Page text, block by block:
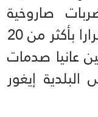
صاروخية
طالت منطقتين، مما ألحق أضرارا بأكثر من 20
عانيا صدمات
إيغور